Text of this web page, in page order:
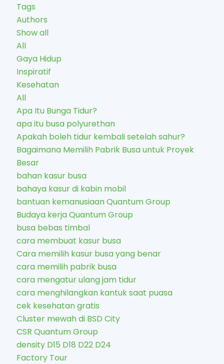
Tags
Authors
Show all
All
Gaya Hidup
Inspiratif
Kesehatan
All
Apa Itu Bunga Tidur?
apa itu busa polyurethan
Apakah boleh tidur kembali setelah sahur?
Bagaimana Memilih Pabrik Busa untuk Proyek
Besar
bahan kasur busa
bahaya kasur di kabin mobil
bantuan kemanusiaan Quantum Group
Budaya kerja Quantum Group
busa bebas timbal
cara membuat kasur busa
Cara memilih kasur busa yang benar
cara memilih pabrik busa
cara mengatur ulang jam tidur
cara menghilangkan kantuk saat puasa
cek kesehatan gratis
Cluster mewah di BSD City
CSR Quantum Group
density D15 D18 D22 D24
Factory Tour